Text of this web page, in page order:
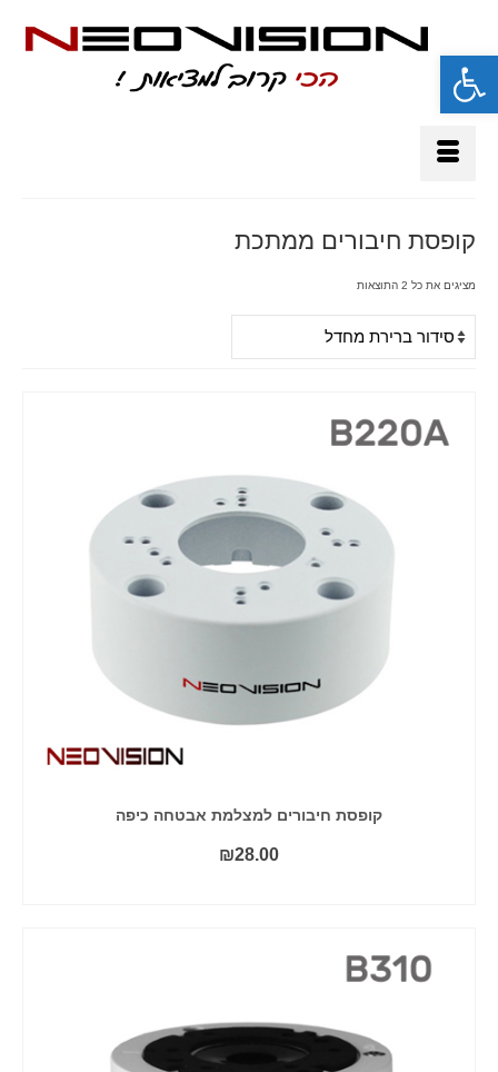
פתח סרגל נגישות
קופסת חיבורים ממתכת
מציגים את כל ⁦2⁩ התוצאות
קופסת חיבורים למצלמת אבטחה כיפה
₪28.00